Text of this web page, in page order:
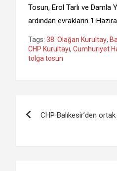
Tosun, Erol Tarlı ve Damla
ardından evrakların 1
Tags: 38. Olağan Kurultay,
CHP Kurultayı, Cumhuriyet
tolga tosun
CHP Balıkesir’den